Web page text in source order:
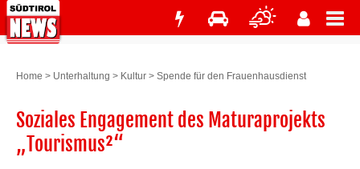
Home > Unterhaltung > Kultur > Spende für den Frauenhausdienst
Soziales Engagement des Maturaprojekts
„Tourismus²“